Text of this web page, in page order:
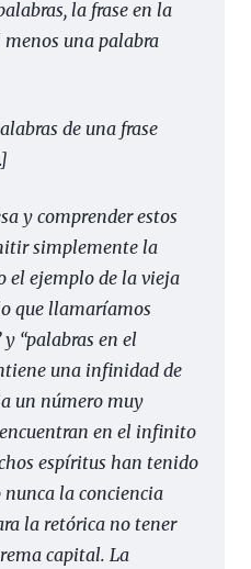
la frase en la
una palabra
de una frase
y comprender estos
simplemente la
el ejemplo de la vieja
que llamaríamos
“palabras en el
una infinidad de
un número muy
en el infinito
espíritus han tenido
la conciencia
la retórica no tener
capital. La